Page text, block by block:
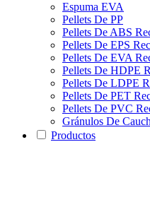
Espuma EVA
Pellets De PP
Pellets De ABS
Pellets De EPS
Pellets De EVA
Pellets De HDPE
Pellets De LDPE
Pellets De PET
Pellets De PVC
Gránulos De
Productos